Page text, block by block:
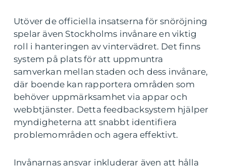
Utöver de officiella insatserna för snöröjning
spelar även Stockholms invånare en viktig
roll i hanteringen av vintervädret. Det finns
system på plats för att uppmuntra
samverkan mellan staden och dess invånare,
där boende kan rapportera områden som
behöver uppmärksamhet via appar och
webbtjänster. Detta feedbacksystem hjälper
myndigheterna att snabbt identifiera
problemområden och agera effektivt.
Invånarnas ansvar inkluderar även att hålla